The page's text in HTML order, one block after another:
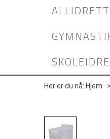
ALLIDRETT
Her er du nå: Hjem >